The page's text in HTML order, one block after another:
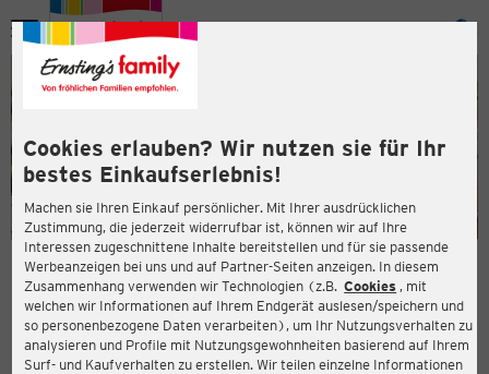
Cookies erlauben? Wir nutzen sie für Ihr
bestes Einkaufserlebnis!
Machen sie Ihren Einkauf persönlicher. Mit Ihrer ausdrücklichen
Zustimmung, die jederzeit widerrufbar ist, können wir auf Ihre
Interessen zugeschnittene Inhalte bereitstellen und für sie passende
Werbeanzeigen bei uns und auf Partner-Seiten anzeigen. In diesem
Zusammenhang verwenden wir Technologien (z.B. Cookies , mit
welchen wir Informationen auf Ihrem Endgerät auslesen/speichern und
so personenbezogene Daten verarbeiten), um Ihr Nutzungsverhalten zu
analysieren und Profile mit Nutzungsgewohnheiten basierend auf Ihrem
Surf- und Kaufverhalten zu erstellen. Wir teilen einzelne Informationen
Menü
ERNSTING'S FAMILY FILIALE
Siebenmorgen 13-15
51427 Bergisch Gladbach